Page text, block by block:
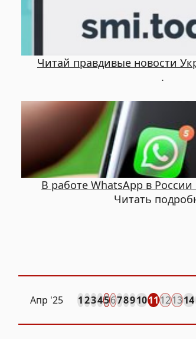
Читай правдивые новости
.
В работе WhatsApp в
Читать
Апр '25 1234567891011121314